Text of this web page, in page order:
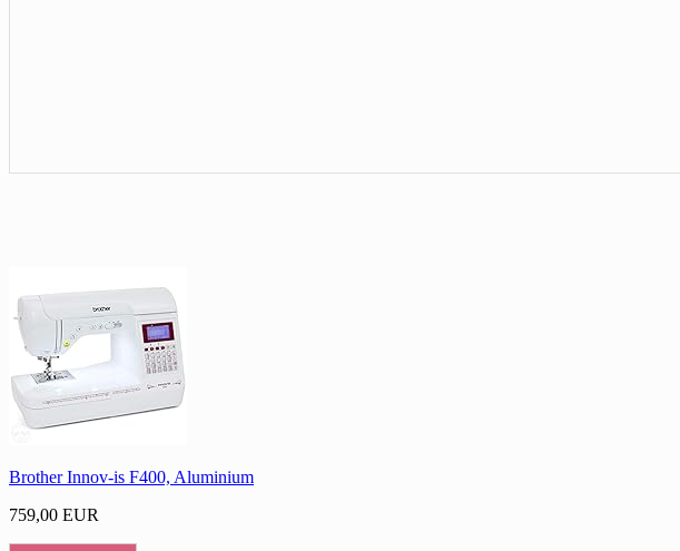
Brother Innov-is F400, Aluminium
759,00 EUR